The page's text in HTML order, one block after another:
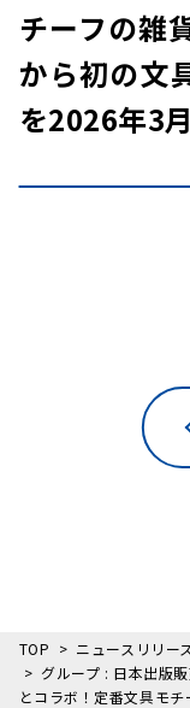
チーフの雑
から初の文
を2026年3
TOP
ニュースリリー
グループ : 日本出版
とコラボ！定番文具モ